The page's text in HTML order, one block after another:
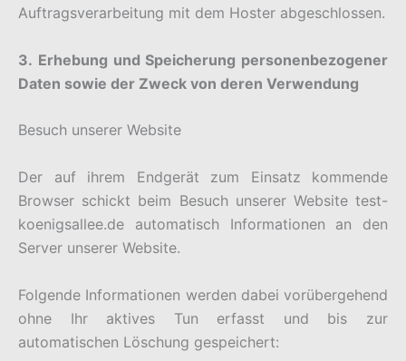
Auftragsverarbeitung mit dem Hoster abgeschlossen.
3. Erhebung und Speicherung personenbezogener
Daten sowie der Zweck von deren Verwendung
Besuch unserer Website
Der auf ihrem Endgerät zum Einsatz kommende
Browser schickt beim Besuch unserer Website test-
koenigsallee.de automatisch Informationen an den
Server unserer Website.
Folgende Informationen werden dabei vorübergehend
ohne Ihr aktives Tun erfasst und bis zur
automatischen Löschung gespeichert: